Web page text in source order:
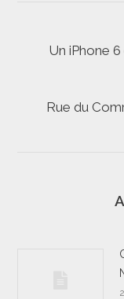
deUn iPhone
Rue du